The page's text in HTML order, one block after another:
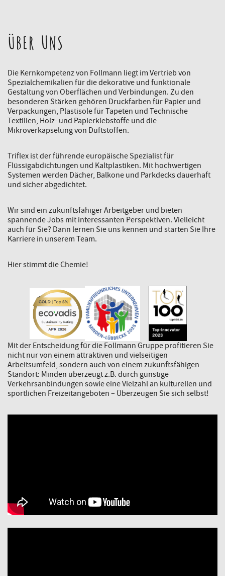
ÜBER UNS
Die Kernkompetenz von Follmann liegt im Vertrieb von
Spezialchemikalien für die dekorative und funktionale
Gestaltung von Oberflächen und Verbindungen. Zu den
besonderen Stärken gehören Druckfarben für Papier und
Verpackungen, Plastisole für Tapeten und Technische
Textilien, Holz- und Papierklebstoffe und die
Mikroverkapselung von Duftstoffen.
Triflex ist der führende europäische Spezialist für
Flüssigabdichtungen und Kaltplastiken. Mit hochwertigen
Systemen werden Dächer, Balkone und Parkdecks dauerhaft
und sicher abgedichtet.
Wir sind ein zukunftsfähiger Arbeitgeber und bieten
spannende Jobs mit interessanten Perspektiven. Vielleicht
auch für Sie? Dann lernen Sie uns kennen und starten Sie Ihre
Karriere in unserem Team.
Hier stimmt die Chemie!
Mit der Entscheidung für die Follmann Gruppe profitieren Sie
nicht nur von einem attraktiven und vielseitigen
Arbeitsumfeld, sondern auch von einem zukunftsfähigen
Standort: Minden überzeugt z.B. durch günstige
Verkehrsanbindungen sowie eine Vielzahl an kulturellen und
sportlichen Freizeitangeboten – Überzeugen Sie sich selbst!